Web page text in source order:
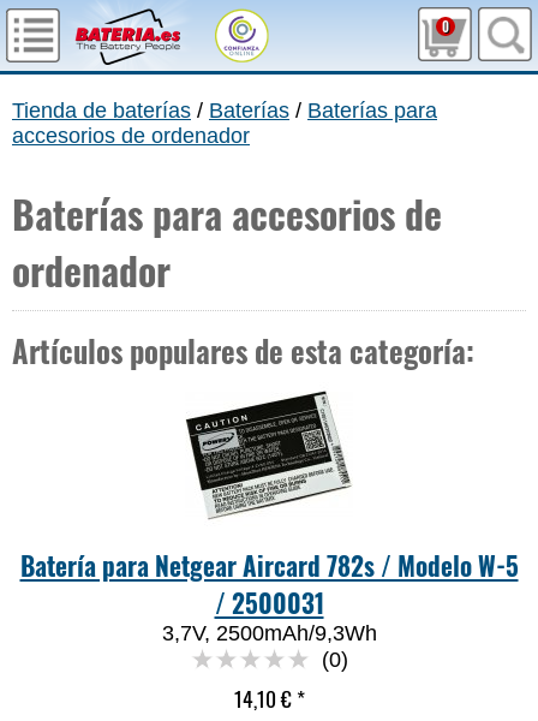
0
Tienda de baterías / Baterías / Baterías para
accesorios de ordenador
Baterías para accesorios de
ordenador
Artículos populares de esta categoría:
Batería para Netgear Aircard 782s / Modelo W-5
/ 2500031
3,7V, 2500mAh/9,3Wh
(0)
14,10 €*